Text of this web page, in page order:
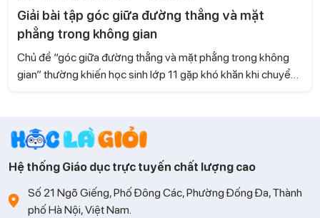
Giải bài tập góc giữa đường thẳng và mặt
phẳng trong không gian
Chủ đề “góc giữa đường thẳng và mặt phẳng trong không
gian” thường khiến học sinh lớp 11 gặp khó khăn khi chuyển
giải giúp bạn tiếp cận dạng toán này một cách hiệu quả nhé!
Hệ thống Giáo dục trực tuyến chất lượng cao
Số 21 Ngõ Giếng, Phố Đông Các, Phường Đống Đa, Thành
phố Hà Nội, Việt Nam.